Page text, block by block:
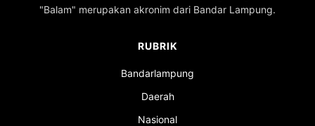
"Balam" merupakan akronim dari Bandar Lampung.
RUBRIK
Bandarlampung
Daerah
Nasional